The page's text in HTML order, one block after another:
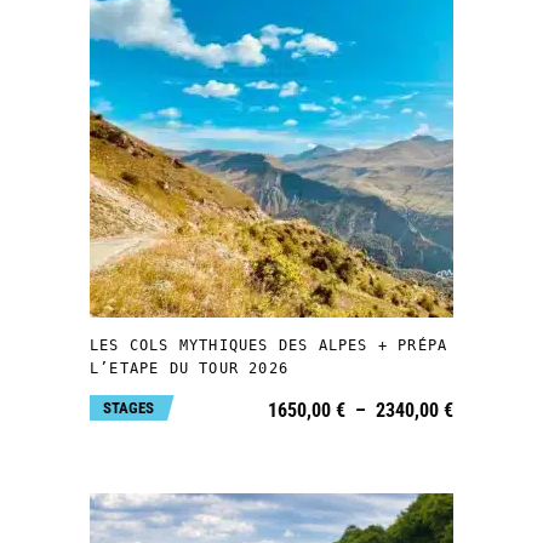
page
du
produit
CHOIX DES OPTIONS
Ce
produit
a
plusieurs
variations.
Les
options
peuvent
sur
LES COLS MYTHIQUES DES ALPES + PRÉPA
L’ETAPE DU TOUR 2026
1650,00 € – 2340,00 €Plage
2340,00 €
STAGES